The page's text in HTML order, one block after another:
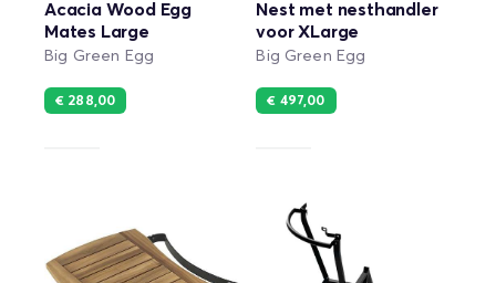
Acacia Wood Egg
Mates Large
Big Green Egg
€ 288,00
Nest met nesthandler
voor XLarge
Big Green Egg
€ 497,00